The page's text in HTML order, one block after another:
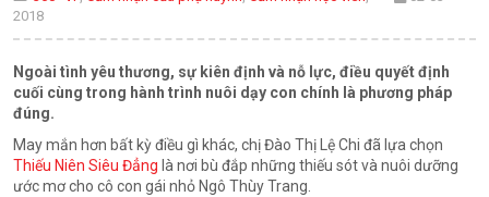
2018
Ngoài tình yêu thương, sự kiên định và nỗ lực, điều quyết định
cuối cùng trong hành trình nuôi dạy con chính là phương pháp
đúng.
May mắn hơn bất kỳ điều gì khác, chị Đào Thị Lệ Chi đã lựa chọn
Thiếu Niên Siêu Đẳng là nơi bù đắp những thiếu sót và nuôi dưỡng
ước mơ cho cô con gái nhỏ Ngô Thùy Trang.